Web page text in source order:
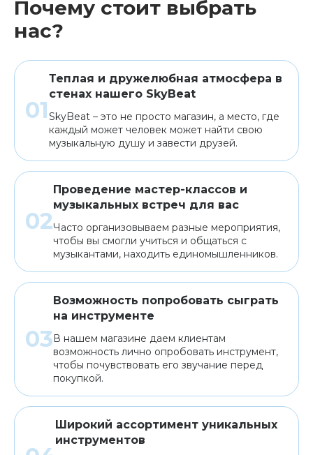
Почему стоит выбрать
нас?
Теплая и дружелюбная атмосфера в
стенах нашего SkyBeat
SkyBeat – это не просто магазин, а место, где
каждый может человек может найти свою
музыкальную душу и завести друзей.
Проведение мастер-классов и
музыкальных встреч для вас
Часто организовываем разные мероприятия,
чтобы вы смогли учиться и общаться с
музыкантами, находить единомышленников.
Возможность попробовать сыграть
на инструменте
В нашем магазине даем клиентам
возможность лично опробовать инструмент,
чтобы почувствовать его звучание перед
покупкой.
Широкий ассортимент уникальных
инструментов